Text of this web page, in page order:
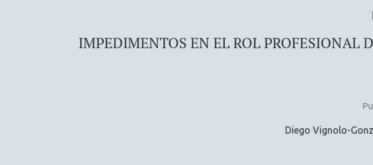
IMPEDIMENTOS EN EL ROL PROFESIONAL
Diego Vignolo-